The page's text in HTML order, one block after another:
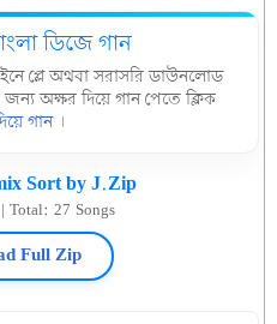
ডিজে গান
প্লে অথবা সরাসরি ডাউনলোড
অক্ষর দিয়ে গান পেতে ক্লিক
গান ।
Sort by J.Zip
Total: 27 Songs
Full Zip